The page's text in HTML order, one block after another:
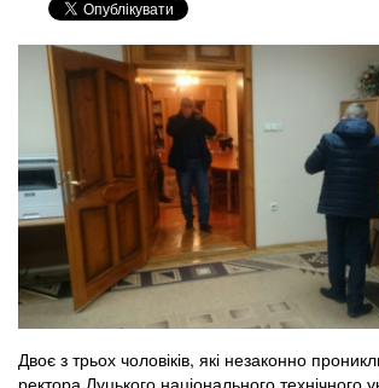
Двоє з трьох чоловіків, які незаконно